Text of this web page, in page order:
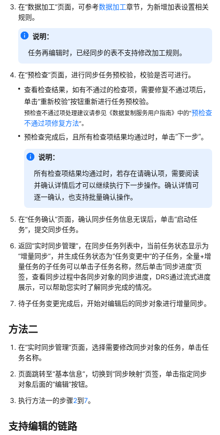
云
自
到
建
双
向
同
步
任
务
理
创
同
步
任
务
查
进
查
看
同
日
在“数据加工”页面，可参考数据加工章节，为新增加表设置相关
规则。
说明：
任务再编辑时，已经同步的表不支持修改加工规则。
在“预检查”页面，进行同步任务预校验，校验是否可进行。
查看检查结果，如有不通过的检查项，需要修复不通过项后，
单击“重新校验”按钮重新进行任务预校验。
预检查不通过项处理建议请参见《数据复制服务用户指南》中的“预检查
不通过项修复方法”。
预检查完成后，且所有检查项结果均通过时，单击“下一步”。
说明：
所有检查项结果均通过时，若存在请确认项，需要阅读
并确认详情后才可以继续执行下一步操作。确认详情可
逐一确认，也支持批量确认操作。
在“任务确认”页面，确认同步任务信息无误后，单击“启动任
务”，提交同步任务。
返回“实时同步管理”，在同步任务列表中，当前任务状态显示为
“增量同步”，并生成任务状态为“任务变更中”的子任务，全量+增
量任务的子任务可以单击子任务名称，然后单击“同步进度”页
签，查看同步过程中各同步对象的同步进度，DRS通过流式进度
展示，可以帮助您实时了解同步完成的情况。
待子任务变更完成后，开始对编辑后的同步对象进行增量同步。
方法二
在“实时同步管理”页面，选择需要修改同步对象的任务，单击任
务名称。
页面跳转至“基本信息”，切换到“同步映射”页签，单击指定同步
对象后面的“编辑”按钮。
执行方法一的步骤2到7。
支持编辑的链路